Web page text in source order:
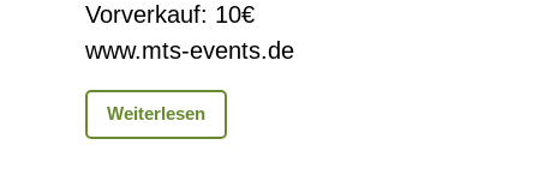
Vorverkauf: 10€
www.mts-events.de
WeiterlesenLADIES
NIGHT